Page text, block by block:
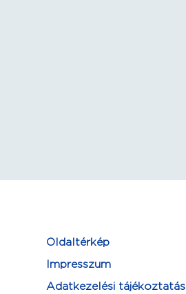
Oldaltérkép
Impresszum
Adatkezelési tájékoztatás